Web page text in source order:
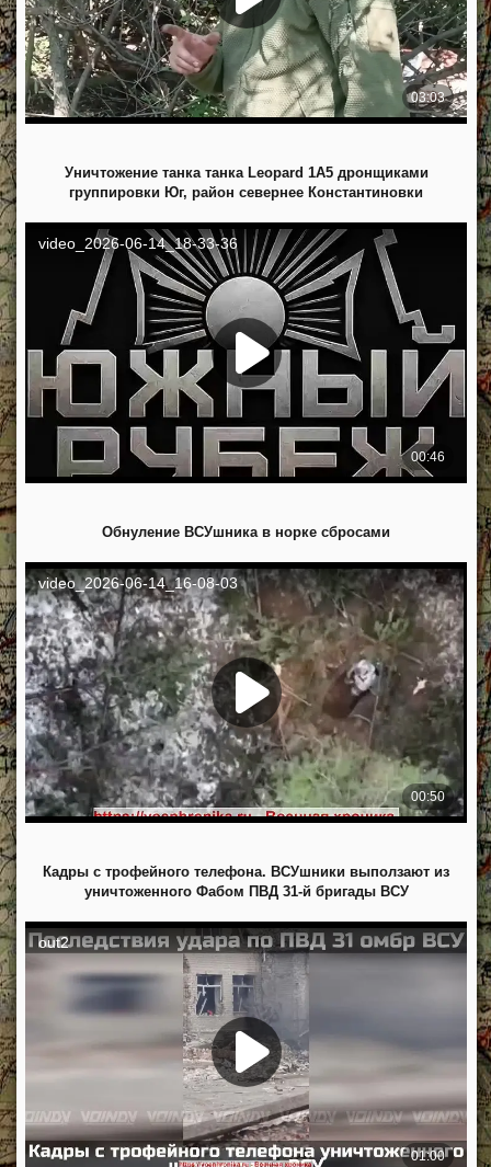
Уничтожение танка танка Leopard 1A5 дронщиками
группировки Юг, район севернее Константиновки
Обнуление ВСУшника в норке сбросами
Кадры с трофейного телефона. ВСУшники выползают из
уничтоженного Фабом ПВД 31-й бригады ВСУ